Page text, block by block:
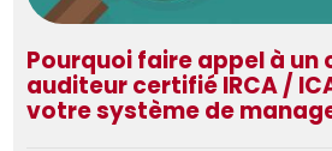
Pourquoi faire appel à
auditeur certifié IRCA /
votre système de